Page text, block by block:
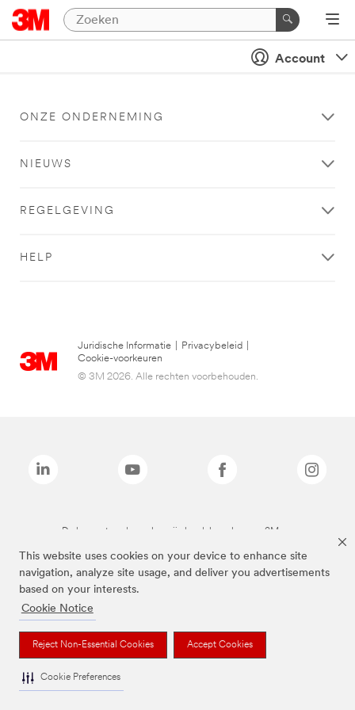
This website uses cookies on your device to enhance site
navigation, analyze site usage, and deliver you advertisements
based on your interests.
Cookie Notice
Reject Non-Essential Cookies Accept Cookies
Cookie Preferences
Account
ONZE ONDERNEMING
NIEUWS
REGELGEVING
HELP
Juridische Informatie Privacybeleid
Cookie-voorkeuren
© 3M 2026. Alle rechten voorbehouden.
De bovenstaande merken zijn handelsmerken van 3M.we